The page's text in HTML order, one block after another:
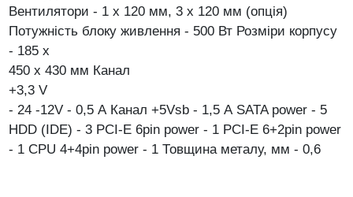
Вентилятори - 1 х 120 мм, 3 х 120 мм (опція)
Потужність блоку живлення - 500 Вт Розміри корпусу
- 185 х
450 х 430 мм Канал
+3,3 V
- 24 -12V - 0,5 А Канал +5Vsb - 1,5 А SATA power - 5
HDD (IDE) - 3 PCI-E 6pin power - 1 PCI-E 6+2pin power
- 1 CPU 4+4pin power - 1 Товщина металу, мм - 0,6